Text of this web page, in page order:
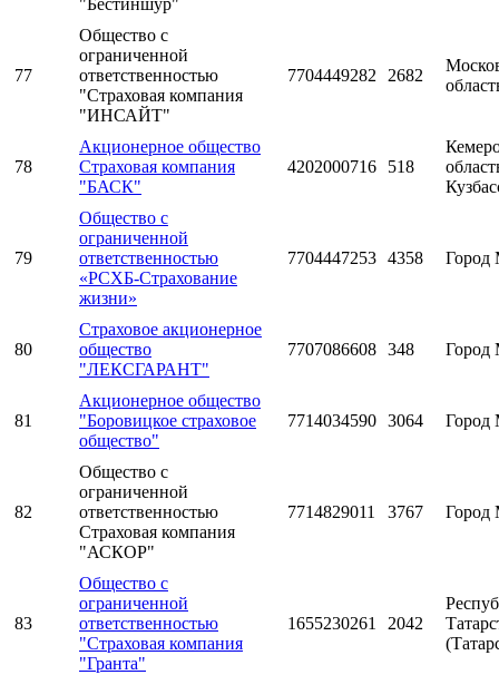
"Бестиншур"
77
Общество с
ограниченной
ответственностью
"Страховая компания
"ИНСАЙТ"
7704449282 2682
78
Акционерное общество
Страховая компания
"БАСК"
4202000716 518
79
Общество с
ограниченной
ответственностью
«РСХБ-Страхование
жизни»
7704447253 4358 Город
80
Страховое акционерное
общество
"ЛЕКСГАРАНТ"
7707086608 348 Город
81
Акционерное общество
"Боровицкое страховое
общество"
7714034590 3064 Город
82
Общество с
ограниченной
ответственностью
Страховая компания
"АСКОР"
7714829011 3767 Город
83
Общество с
ограниченной
ответственностью
"Страховая компания
"Гранта"
1655230261 2042